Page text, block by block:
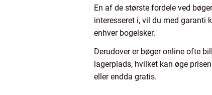
En af de største fordele ved
interesseret i, vil du med garanti
enhver bogelsker.
Derudover er bøger online ofte
lagerplads, hvilket kan øge
eller endda gratis.